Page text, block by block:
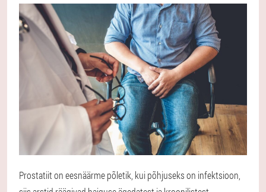
Prostatiit on eesnäärme põletik, kui põhjuseks on infektsioon,